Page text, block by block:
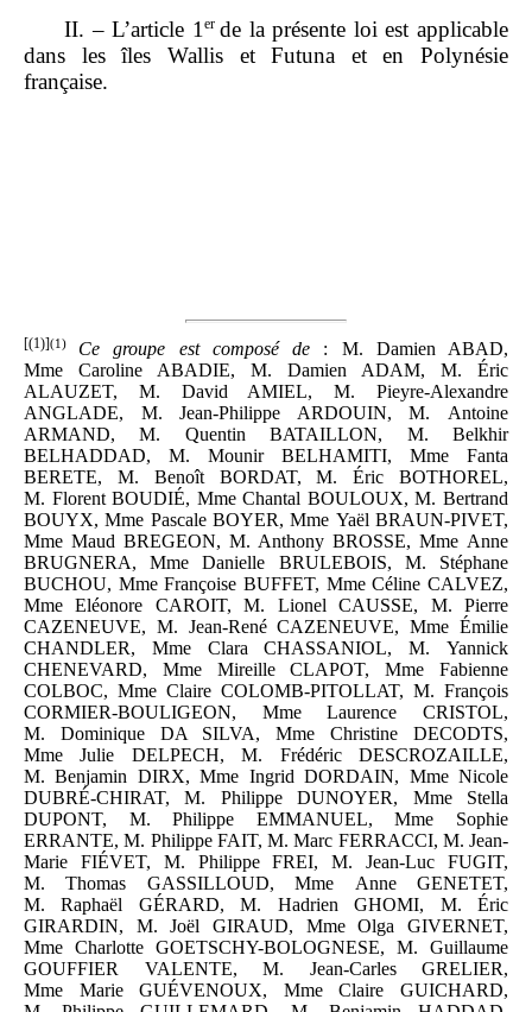
II. – L’article 1 er de la présente loi est applicable
dans les îles Wallis et Futuna et en Polynésie
française.
[(1)](1) Ce groupe est composé de : M. Damien ABAD,
Mme Caroline ABADIE, M. Damien ADAM, M. Éric
ALAUZET, M. David AMIEL, M. Pieyre-Alexandre
ANGLADE, M. Jean-Philippe ARDOUIN, M. Antoine
ARMAND, M. Quentin BATAILLON, M. Belkhir
BELHADDAD, M. Mounir BELHAMITI, Mme Fanta
BERETE, M. Benoît BORDAT, M. Éric BOTHOREL,
M. Florent BOUDIÉ, Mme Chantal BOULOUX, M. Bertrand
BOUYX, Mme Pascale BOYER, Mme Yaël BRAUN-PIVET,
Mme Maud BREGEON, M. Anthony BROSSE, Mme Anne
BRUGNERA, Mme Danielle BRULEBOIS, M. Stéphane
BUCHOU, Mme Françoise BUFFET, Mme Céline CALVEZ,
Mme Eléonore CAROIT, M. Lionel CAUSSE, M. Pierre
CAZENEUVE, M. Jean-René CAZENEUVE, Mme Émilie
CHANDLER, Mme Clara CHASSANIOL, M. Yannick
CHENEVARD, Mme Mireille CLAPOT, Mme Fabienne
COLBOC, Mme Claire COLOMB-PITOLLAT, M. François
CORMIER-BOULIGEON, Mme Laurence CRISTOL,
M. Dominique DA SILVA, Mme Christine DECODTS,
Mme Julie DELPECH, M. Frédéric DESCROZAILLE,
M. Benjamin DIRX, Mme Ingrid DORDAIN, Mme Nicole
DUBRÉ-CHIRAT, M. Philippe DUNOYER, Mme Stella
DUPONT, M. Philippe EMMANUEL, Mme Sophie
ERRANTE, M. Philippe FAIT, M. Marc FERRACCI, M. Jean-
Marie FIÉVET, M. Philippe FREI, M. Jean-Luc FUGIT,
M. Thomas GASSILLOUD, Mme Anne GENETET,
M. Raphaël GÉRARD, M. Hadrien GHOMI, M. Éric
GIRARDIN, M. Joël GIRAUD, Mme Olga GIVERNET,
Mme Charlotte GOETSCHY-BOLOGNESE, M. Guillaume
GOUFFIER VALENTE, M. Jean-Carles GRELIER,
Mme Marie GUÉVENOUX, Mme Claire GUICHARD,